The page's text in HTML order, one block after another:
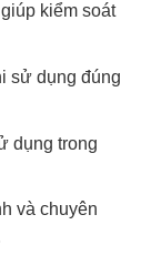
kiểm soát
sử dụng đúng
dụng trong
và chuyên